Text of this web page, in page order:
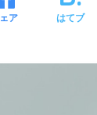
ア はてブ